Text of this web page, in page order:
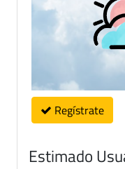
Regístrate
Estimado